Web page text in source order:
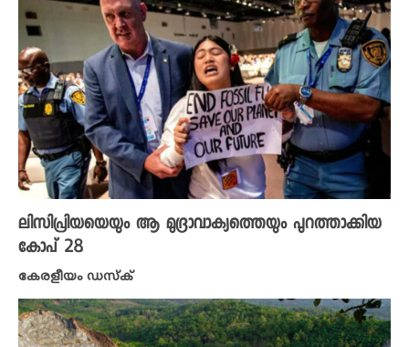
ലിസിപ്രിയയെയും ആ മുദ്രാവാക്യത്തെയും പുറത്താക്കിയ
കോപ് 28
കേരളീയം ഡസ്ക്